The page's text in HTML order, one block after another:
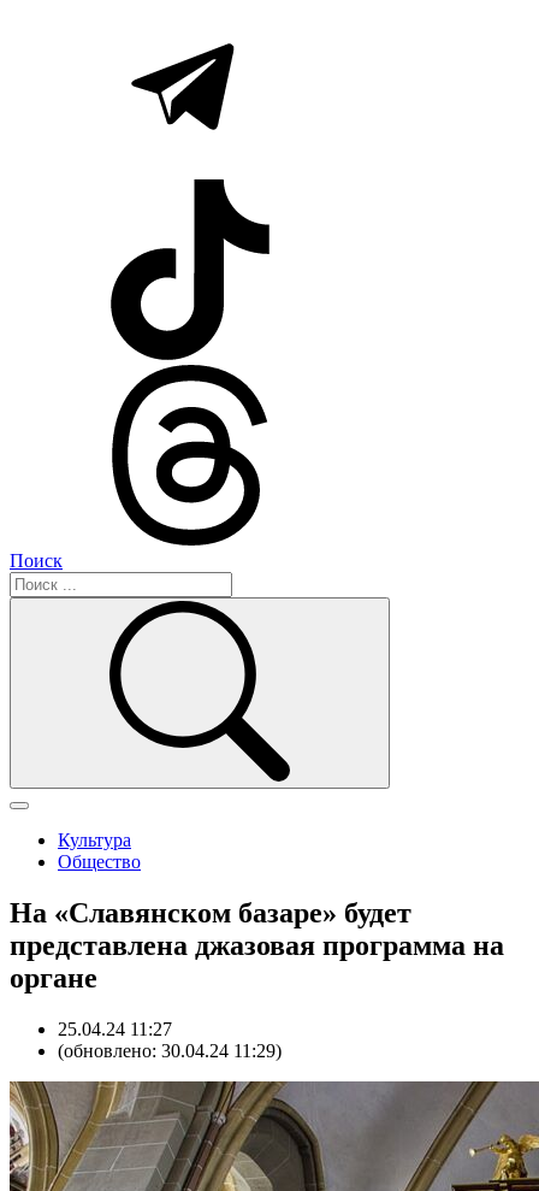
Поиск
Культура
Общество
На «Славянском базаре» будет
представлена джазовая программа на
органе
25.04.24 11:27
(обновлено: 30.04.24 11:29)